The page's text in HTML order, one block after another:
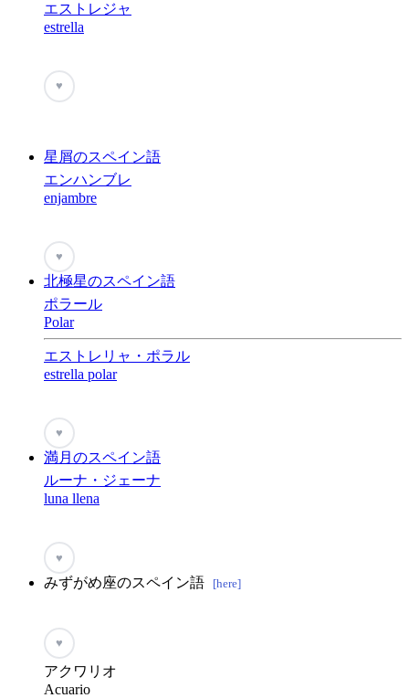
エストレジャ
estrella
♥
星屑のスペイン語
エンハンブレ
enjambre
♥
北極星のスペイン語
ポラール
Polar
エストレリャ・ポラル
estrella polar
♥
満月のスペイン語
ルーナ・ジェーナ
luna llena
♥
みずがめ座のスペイン語 [here]
♥
アクワリオ
Acuario